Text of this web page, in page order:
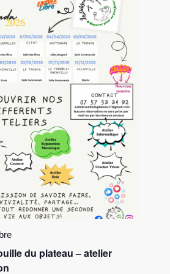
du plateau – atelier